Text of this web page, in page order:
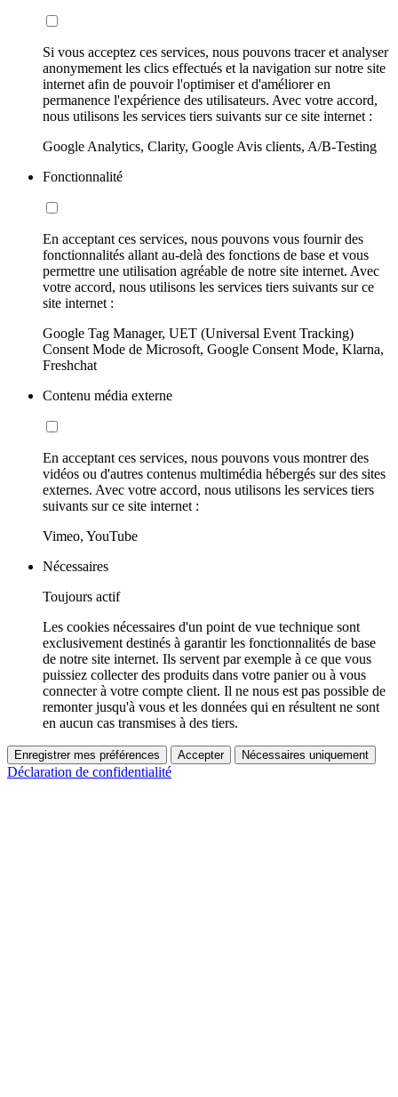
Si vous acceptez ces services, nous pouvons tracer et analyser
anonymement les clics effectués et la navigation sur notre site
internet afin de pouvoir l'optimiser et d'améliorer en
permanence l'expérience des utilisateurs. Avec votre accord,
nous utilisons les services tiers suivants sur ce site internet :
Google Analytics, Clarity, Google Avis clients, A/B-Testing
Fonctionnalité
En acceptant ces services, nous pouvons vous fournir des
fonctionnalités allant au-delà des fonctions de base et vous
permettre une utilisation agréable de notre site internet. Avec
votre accord, nous utilisons les services tiers suivants sur ce
site internet :
Google Tag Manager, UET (Universal Event Tracking)
Consent Mode de Microsoft, Google Consent Mode, Klarna,
Freshchat
Contenu média externe
En acceptant ces services, nous pouvons vous montrer des
vidéos ou d'autres contenus multimédia hébergés sur des sites
externes. Avec votre accord, nous utilisons les services tiers
suivants sur ce site internet :
Vimeo, YouTube
Nécessaires
Toujours actif
Les cookies nécessaires d'un point de vue technique sont
exclusivement destinés à garantir les fonctionnalités de base
de notre site internet. Ils servent par exemple à ce que vous
puissiez collecter des produits dans votre panier ou à vous
connecter à votre compte client. Il ne nous est pas possible de
remonter jusqu'à vous et les données qui en résultent ne sont
en aucun cas transmises à des tiers.
Enregistrer mes préférences Accepter Nécessaires uniquement
Déclaration de confidentialité